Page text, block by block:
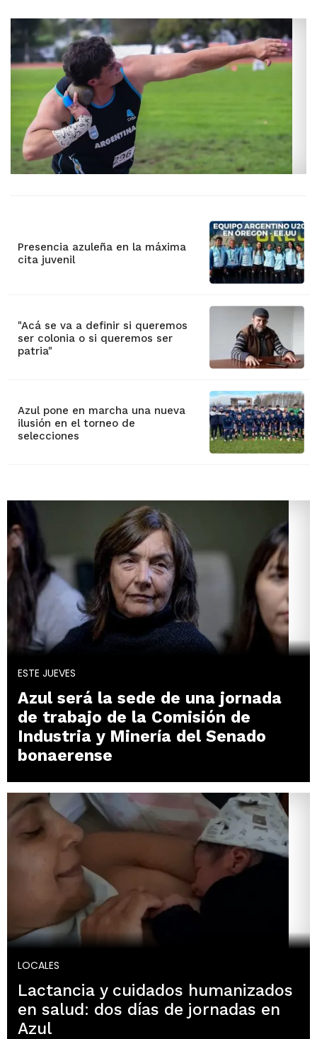
Presencia azuleña en la máxima
cita juvenil
"Acá se va a definir si queremos
ser colonia o si queremos ser
patria"
Azul pone en marcha una nueva
ilusión en el torneo de
selecciones
ESTE JUEVES
Azul será la sede de una jornada
de trabajo de la Comisión de
Industria y Minería del Senado
bonaerense
LOCALES
Lactancia y cuidados humanizados
en salud: dos días de jornadas en
Azul